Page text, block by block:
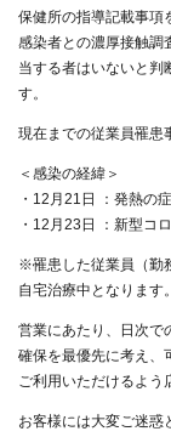
保健所の指導記載事項
感染者との濃厚接触調
当する者はいないと判
す。
現在までの従業員罹患
＜感染の経緯＞
・12月21日 ：発熱の
・12月23日 ：新型コ
※罹患した従業員（勤
自宅治療中となります。
営業にあたり、日次で
確保を最優先に考え、
ご利用いただけるよう
お客様には大変ご迷惑